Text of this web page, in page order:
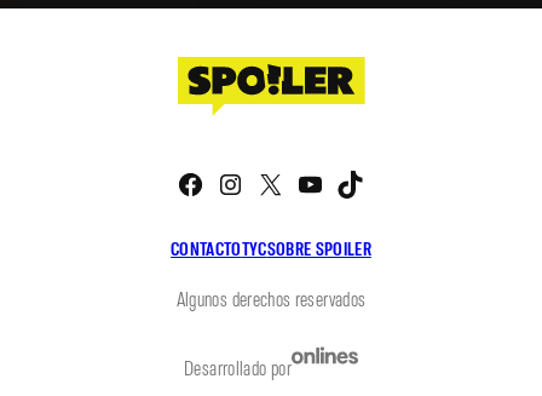
CONTACTOTYCSOBRE SPOILER
Facebook
Instagram
X YouTube
Algunos derechos reservados
Desarrollado por